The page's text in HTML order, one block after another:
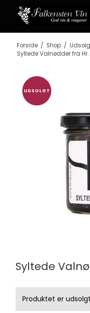
Forside / Shop /
Syltede Valnødder fra Hr.
UDSOLGT
Syltede
Produktet er